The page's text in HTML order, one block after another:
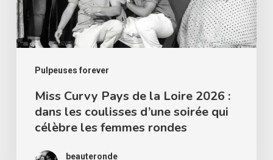
Pulpeuses forever
2026
:
dans
coulisses
d’une
soirée
Miss Curvy Pays de la Loire 2026 :
dans les coulisses d’une soirée qui
célèbre les femmes rondes
beauteronde